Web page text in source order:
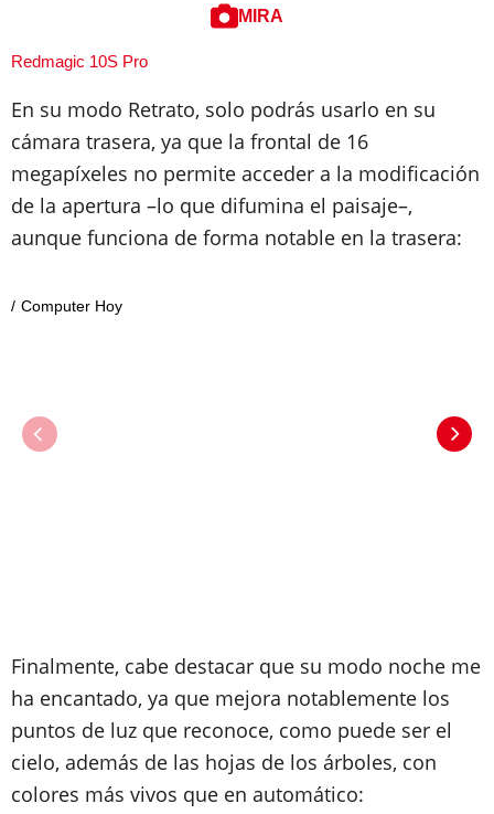
MIRA
Redmagic 10S Pro
En su modo Retrato, solo podrás usarlo en su
cámara trasera, ya que la frontal de 16
megapíxeles no permite acceder a la modificación
de la apertura –lo que difumina el paisaje–,
aunque funciona de forma notable en la trasera:
Computer Hoy
Finalmente, cabe destacar que su modo noche me
ha encantado, ya que mejora notablemente los
puntos de luz que reconoce, como puede ser el
cielo, además de las hojas de los árboles, con
colores más vivos que en automático: